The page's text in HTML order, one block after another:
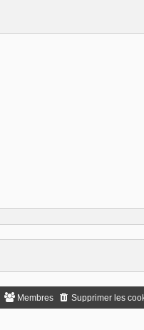
Supprimer les
Membres